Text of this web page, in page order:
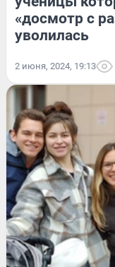
«досмотр с
уволилась
2 июня, 2024, 19:13